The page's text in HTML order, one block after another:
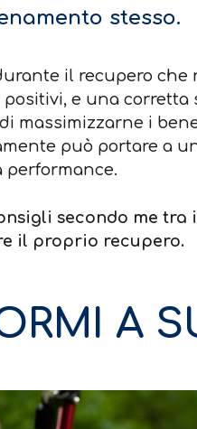
stesso.
il recupero che
positivi, e una
massimizzarne i
può portare a
performance.
secondo me
il proprio recupero.
A